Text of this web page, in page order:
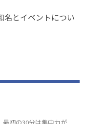
名とイベントについ